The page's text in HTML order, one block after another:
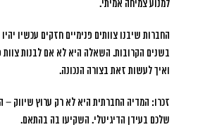
למנוע צמיחה אמיתי.
החברות שיבנו צוותים פנימיים חזקים עכשיו
בשנים הקרובות. השאלה היא לא אם לבנות צוות
ואיך לעשות זאת בצורה הנכונה.
זכרו: המדיה החברתית היא לא רק ערוץ שיווק –
שלכם בעידן הדיגיטלי. השקיעו בה בהתאם.